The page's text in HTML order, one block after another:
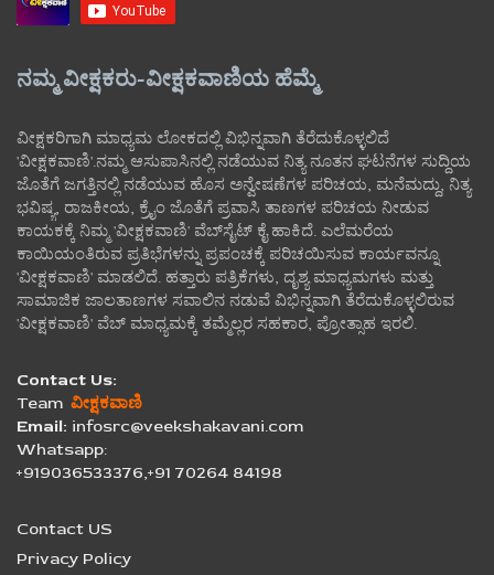
ನಮ್ಮ ವೀಕ್ಷಕರು-ವೀಕ್ಷಕವಾಣಿಯ ಹೆಮ್ಮೆ
ವೀಕ್ಷಕರಿಗಾಗಿ ಮಾಧ್ಯಮ ಲೋಕದಲ್ಲಿ ವಿಭಿನ್ನವಾಗಿ ತೆರೆದುಕೊಳ್ಳಲಿದೆ
'ವೀಕ್ಷಕವಾಣಿ'.ನಮ್ಮ ಆಸುಪಾಸಿನಲ್ಲಿ ನಡೆಯುವ ನಿತ್ಯ ನೂತನ ಘಟನೆಗಳ ಸುದ್ದಿಯ
ಜೊತೆಗೆ ಜಗತ್ತಿನಲ್ಲಿ ನಡೆಯುವ ಹೊಸ ಅನ್ವೇಷಣೆಗಳ ಪರಿಚಯ, ಮನೆಮದ್ದು, ನಿತ್ಯ
ಭವಿಷ್ಯ, ರಾಜಕೀಯ, ಕ್ರೈಂ ಜೊತೆಗೆ ಪ್ರವಾಸಿ ತಾಣಗಳ ಪರಿಚಯ ನೀಡುವ
ಕಾಯಕಕ್ಕೆ ನಿಮ್ಮ 'ವೀಕ್ಷಕವಾಣಿ' ವೆಬ್‌ಸೈಟ್‌ ಕೈ ಹಾಕಿದೆ. ಎಲೆಮರೆಯ
ಕಾಯಿಯಂತಿರುವ ಪ್ರತಿಭೆಗಳನ್ನು ಪ್ರಪಂಚಕ್ಕೆ ಪರಿಚಯಿಸುವ ಕಾರ್ಯವನ್ನೂ
'ವೀಕ್ಷಕವಾಣಿ' ಮಾಡಲಿದೆ. ಹತ್ತಾರು ಪತ್ರಿಕೆಗಳು, ದೃಶ್ಯ ಮಾಧ್ಯಮಗಳು ಮತ್ತು
ಸಾಮಾಜಿಕ ಜಾಲತಾಣಗಳ ಸವಾಲಿನ ನಡುವೆ ವಿಭಿನ್ನವಾಗಿ ತೆರೆದುಕೊಳ್ಳಲಿರುವ
'ವೀಕ್ಷಕವಾಣಿ' ವೆಬ್ ಮಾಧ್ಯಮಕ್ಕೆ ತಮ್ಮೆಲ್ಲರ ಸಹಕಾರ, ಪ್ರೋತ್ಸಾಹ ಇರಲಿ.
Contact Us:
Team ವೀಕ್ಷಕವಾಣಿ
Email: infosrc@veekshakavani.com
Whatsapp:
+919036533376,+91 70264 84198
Contact US
Privacy Policy